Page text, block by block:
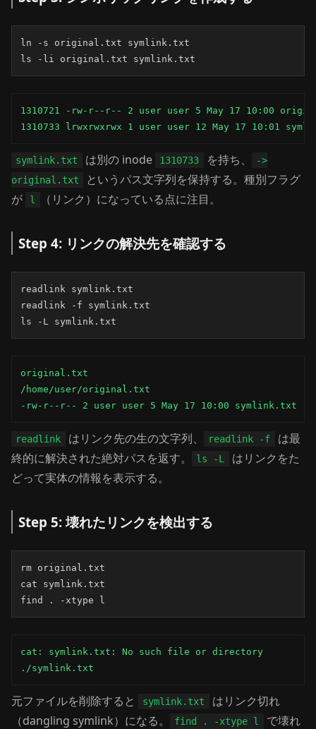
ln -s original.txt symlink.txt
ls -li original.txt symlink.txt
1310721 -rw-r--r-- 2 user user 5 May 17 10:00
1310733 lrwxrwxrwx 1 user user 12 May 17 10:01
symlink.txt は別の inode 1310733 を持ち、
->
original.txt
というパス文字列を保持する。種別フラグ
が
l （リンク）になっている点に注目。
Step 4: リンクの解決先を確認する
readlink symlink.txt
readlink -f symlink.txt
ls -L symlink.txt
original.txt
/home/user/original.txt
-rw-r--r-- 2 user user 5 May 17 10:00 symlink.txt
readlink はリンク先の生の文字列、 readlink -f
は最
終的に解決された絶対パスを返す。
ls -L
はリンクをた
どって実体の情報を表示する。
Step 5: 壊れたリンクを検出する
rm original.txt
cat symlink.txt
find . -xtype l
cat: symlink.txt: No such file or directory
./symlink.txt
元ファイルを削除すると symlink.txt
はリンク切れ
（dangling symlink）になる。
find . -xtype l
で壊れ